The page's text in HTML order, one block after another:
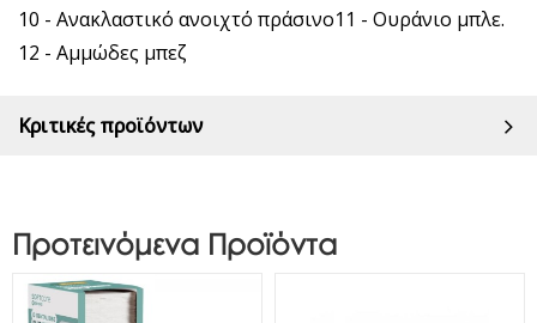
10 - Ανακλαστικό ανοιχτό πράσινο11 - Ουράνιο μπλε.
12 - Αμμώδες μπεζ
Κριτικές προϊόντων
Προτεινόμενα Προϊόντα